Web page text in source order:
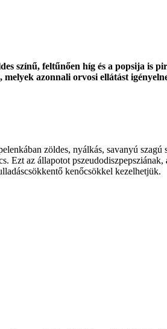
színű, feltűnően híg és a popsija is
melyek azonnali orvosi ellátást
zöldes, nyálkás, savanyú szagú
Ezt az állapotot pszeudodiszpepsziának,
kenőcsökkel kezelhetjük.